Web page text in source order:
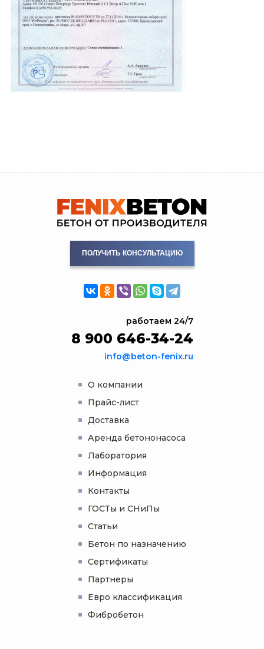
ПОЛУЧИТЬ КОНСУЛЬТАЦИЮ
О компании
Прайс-лист
Доставка
Аренда бетононасоса
Лаборатория
Информация
Контакты
ГОСТы и СНиПы
Статьи
Бетон по назначению
Сертификаты
Партнеры
Евро классификация
Фибробетон
работаем 24/7
8 900 646-34-24
info@beton-fenix.ru